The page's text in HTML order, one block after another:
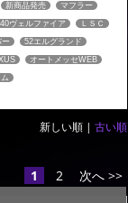
新商品発売
マフラー
40ヴェルファイア
ＬＳＣ
ー
52エルグランド
オートメッセWEB
新しい順 | 古い順
1 2 次へ >>